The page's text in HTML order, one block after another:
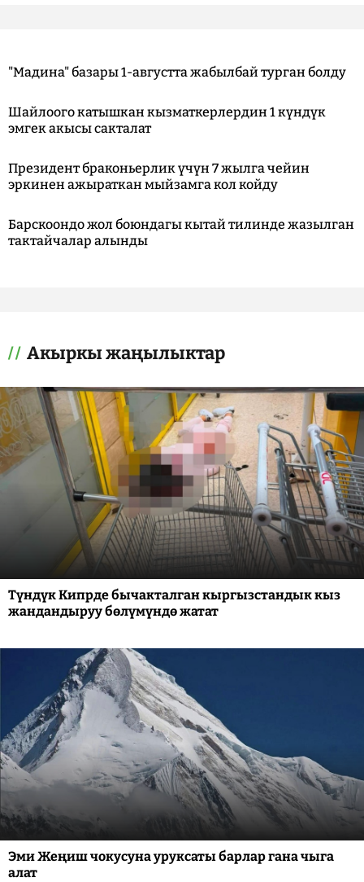
"Мадина" базары 1-августта жабылбай турган болду
Шайлоого катышкан кызматкерлердин 1 күндүк
эмгек акысы сакталат
Президент браконьерлик үчүн 7 жылга чейин
эркинен ажыраткан мыйзамга кол койду
Барскоондо жол боюндагы кытай тилинде жазылган
тактайчалар алынды
Акыркы жаңылыктар
Түндүк Кипрде бычакталган кыргызстандык кыз
жандандыруу бөлүмүндө жатат
Эми Жеңиш чокусуна уруксаты барлар гана чыга
алат